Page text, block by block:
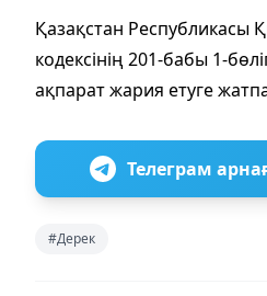
Қазақстан Республикасы
кодексінің 201-бабы 1-
ақпарат жария етуге
Телеграм
#Дерек